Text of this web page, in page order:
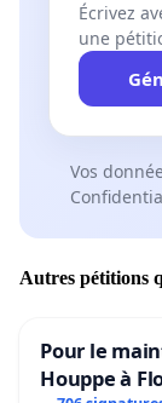
Écrivez
une
Vos
Autres pétitions
Pour le
Houppe à